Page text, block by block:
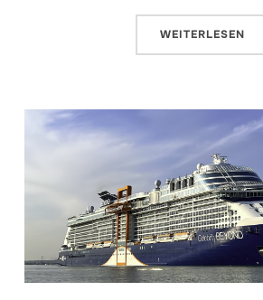
WEITERLESEN